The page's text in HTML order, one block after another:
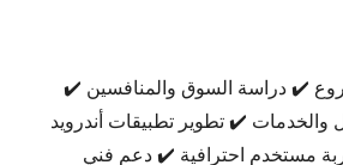
✔️ دراسة السوق والمنافسين ✔️
والخدمات ✔️ تطوير تطبيقات أندرويد
مستخدم احترافية ✔️ دعم فني